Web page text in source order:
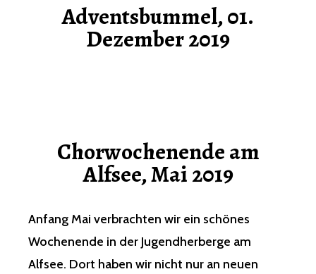
Adventsbummel, 01.
Dezember 2019
Chorwochenende am
Alfsee, Mai 2019
Anfang Mai verbrachten wir ein schönes
Wochenende in der Jugendherberge am
Alfsee. Dort haben wir nicht nur an neuen